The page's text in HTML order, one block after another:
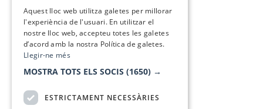
Aquest lloc web utilitza galetes per millorar
l'experiència de l'usuari. En utilitzar el
nostre lloc web, accepteu totes les galetes
d’acord amb la nostra Política de galetes.
Llegir-ne més
MOSTRA TOTS ELS SOCIS (1650) →
ESTRICTAMENT NECESSÀRIES